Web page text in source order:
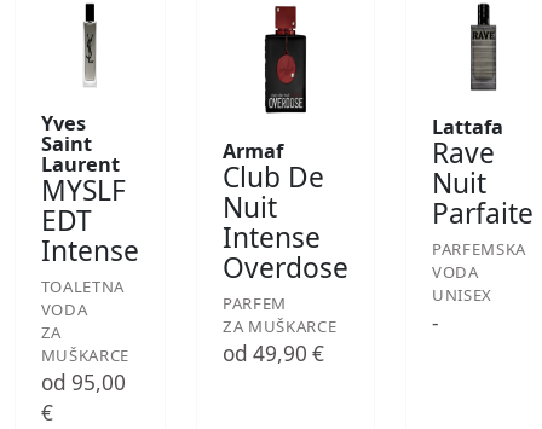
Yves
Saint
Laurent
MYSLF
EDT
Intense
TOALETNA
VODA
ZA
MUŠKARCE
od 95,00
€
Armaf
Club De
Nuit
Intense
Overdose
PARFEM
ZA MUŠKARCE
od 49,90 €
Lattafa
Rave
Nuit
Parfaite
PARFEMSKA
VODA
UNISEX
-